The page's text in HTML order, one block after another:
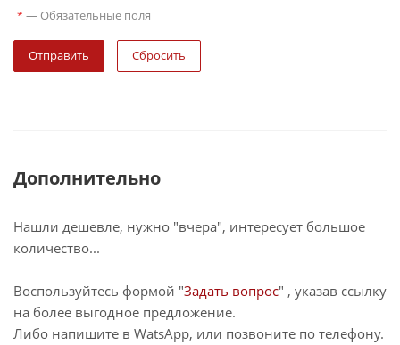
* — Обязательные поля
Сбросить
Дополнительно
Нашли дешевле, нужно "вчера", интересует большое
количество...
Воспользуйтесь формой "Задать вопрос" , указав ссылку
на более выгодное предложение.
Либо напишите в WatsApp, или позвоните по телефону.